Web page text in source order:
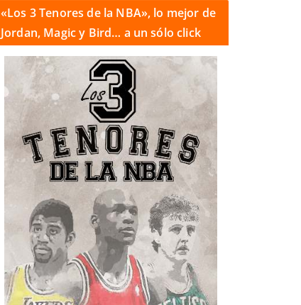
«Los 3 Tenores de la NBA», lo mejor de
Jordan, Magic y Bird… a un sólo click